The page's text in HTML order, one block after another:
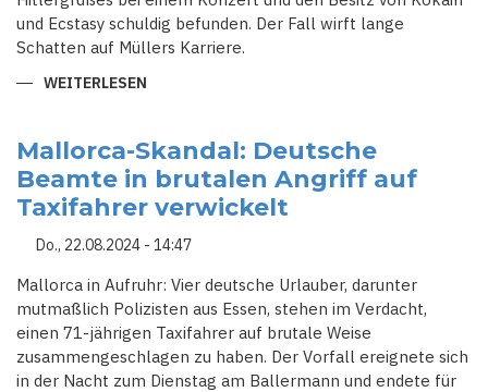
und Ecstasy schuldig befunden. Der Fall wirft lange
Schatten auf Müllers Karriere.
WEITERLESEN
80.000
EURO
STRAFE
FÜR
HITLERGRUSS U
ND D
ROGENBESITZ
Mallorca-Skandal: Deutsche
Beamte in brutalen Angriff auf
Taxifahrer verwickelt
Do., 22.08.2024 - 14:47
Mallorca in Aufruhr: Vier deutsche Urlauber, darunter
mutmaßlich Polizisten aus Essen, stehen im Verdacht,
einen 71-jährigen Taxifahrer auf brutale Weise
zusammengeschlagen zu haben. Der Vorfall ereignete sich
in der Nacht zum Dienstag am Ballermann und endete für